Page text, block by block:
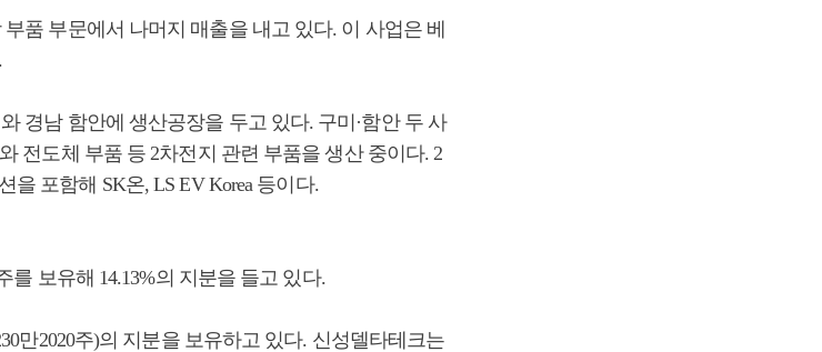
품 부문에서 나머지 매출을 내고 있다. 이 사업은 베
경남 함안에 생산공장을 두고 있다. 구미·함안 두 사
전도체 부품 등 2차전지 관련 부품을 생산 중이다. 2
포함해 SK온, LS EV Korea 등이다.
를 보유해 14.13%의 지분을 들고 있다.
만2020주)의 지분을 보유하고 있다. 신성델타테크는